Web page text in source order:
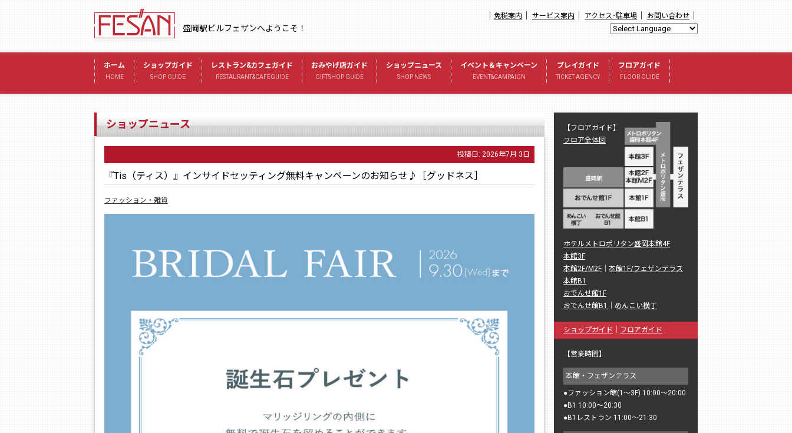
盛岡駅ビルフェザンへようこそ！
免税案内｜ サービス案内｜ アクセス･駐車場｜ お問い合わせ｜
ホーム
HOME
ショップガイド
SHOP GUIDE
レストラン&カフェガイド
RESTAURANT&CAFEGUIDE
おみやげ店ガイド
GIFTSHOP GUIDE
ショップニュース
SHOP NEWS
イベント＆キャンペーン
EVENT&CAMPAIGN
プレイガイド
TICKET AGENCY
フロアガイド
FLOOR GUIDE
ショップニュース
投稿日: 2026年7月 3日
『Tis（ティス）』インサイドセッティング無料キャンペーンのお知らせ♪［グッドネス］
ファッション・雑貨
ホテルメトロポリタン盛岡本館4F
本館3F
本館2F/M2F
本館1F/フェザンテラス
本館B1
おでんせ館1F
おでんせ館B1
めんこい横丁
【フロアガイド】
フロア全体図
ショップガイド フロアガイド
【営業時間】
本館・フェザンテラス
●ファッション館(1〜3F) 10:00〜20:00
●B1 10:00〜20:30
●B1レストラン 11:00〜21:30